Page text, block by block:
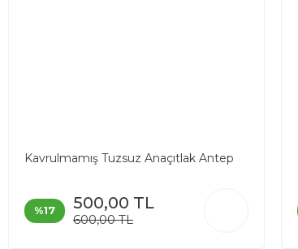
Kavrulmamış Tuzsuz Anaçıtlak Antep
%17 500,00 TL
600,00 TL